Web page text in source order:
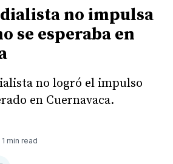
no impulsa
se esperaba en
no logró el impulso
en Cuernavaca.
1 min read